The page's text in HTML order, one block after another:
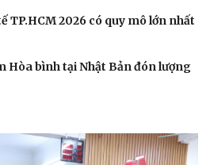
Nghệ sĩ
Thời trang
TP.HCM 2026 có quy mô lớn nhất
Hòa bình tại Nhật Bản đón lượng